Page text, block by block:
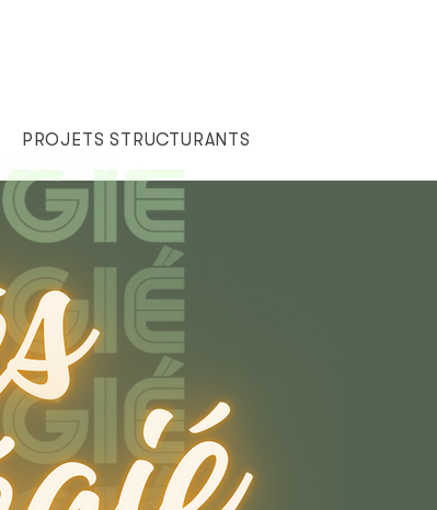
PROJETS STRUCTURANTS